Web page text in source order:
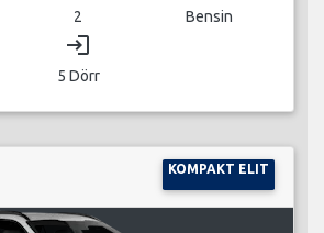
2 Bensin
login
5 Dörr
KOMPAKT ELIT